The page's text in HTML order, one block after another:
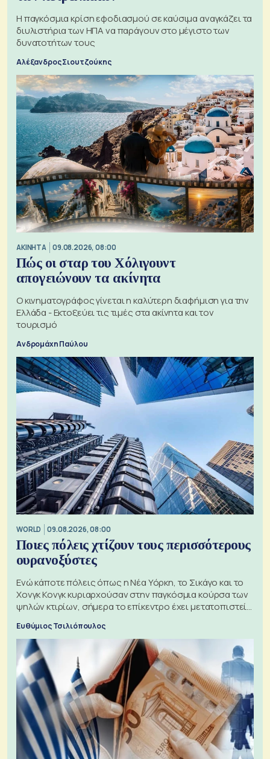
Η παγκόσμια κρίση εφοδιασμού σε καύσιμα αναγκάζει τα
διυλιστήρια των ΗΠΑ να παράγουν στο μέγιστο των
δυνατοτήτων τους
Αλέξανδρος Σιουτζούκης
ΑΚΙΝΗΤΑ 09.08.2026, 08:00
Πώς οι σταρ του Χόλιγουντ
απογειώνουν τα ακίνητα
Ο κινηματογράφος γίνεται η καλύτερη διαφήμιση για την
Ελλάδα - Εκτοξεύει τις τιμές στα ακίνητα και τον
τουρισμό
Ανδρομάχη Παύλου
WORLD 09.08.2026, 08:00
Ποιες πόλεις χτίζουν τους περισσότερους
ουρανοξύστες
Ενώ κάποτε πόλεις όπως η Νέα Υόρκη, το Σικάγο και το
Χονγκ Κονγκ κυριαρχούσαν στην παγκόσμια κούρσα των
ψηλών κτιρίων, σήμερα το επίκεντρο έχει μετατοπιστεί
Ευθύμιος Τσιλιόπουλος